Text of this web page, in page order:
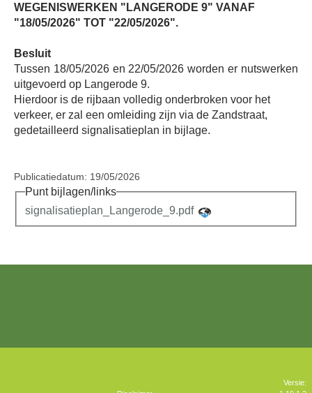
WEGENISWERKEN "LANGERODE 9" VANAF
"18/05/2026" TOT "22/05/2026".
Besluit
Tussen 18/05/2026 en 22/05/2026 worden er nutswerken
uitgevoerd op Langerode 9.
Hierdoor is de rijbaan volledig onderbroken voor het
verkeer, er zal een omleiding zijn via de Zandstraat,
gedetailleerd signalisatieplan in bijlage.
Publicatiedatum: 19/05/2026
Punt bijlagen/links
signalisatieplan_Langerode_9.pdf
Versie: